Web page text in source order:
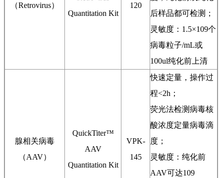
（Retrovirus）
Quantitation Kit
120
后样品都可检测；
灵敏度：1.5×109个
病毒粒子/mL或
100ul纯化前上清
腺相关病毒
（AAV）
QuickTiter™
AAV
Quantitation Kit
VPK-
145
快速定量，操作过
程<2h；
荧光法检测病毒核
酸浓度定量病毒滴
度；
灵敏度：纯化前
AAV可达109